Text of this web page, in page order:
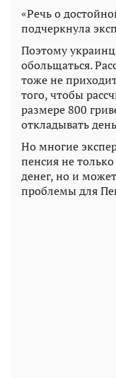
«Речь о
подчеркнула
Поэтому
обольщаться.
тоже не
того, чтобы
размере 800
откладывать
Но многие
пенсия не
денег, но и
проблемы для